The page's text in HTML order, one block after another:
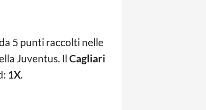
5 punti raccolti nelle
Juventus. Il Cagliari
1X.